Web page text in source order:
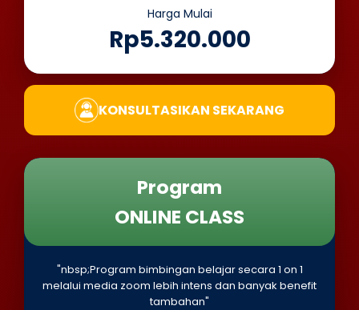
Harga Mulai
Rp5.320.000
KONSULTASIKAN SEKARANG
Program
ONLINE CLASS
"nbsp;Program bimbingan belajar secara 1 on 1
melalui media zoom lebih intens dan banyak benefit
tambahan"